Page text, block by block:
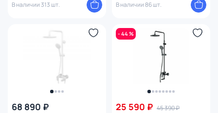
В наличии 313 шт.
В наличии 86 шт.
68 890 ₽
- 44 %
25 590 ₽ 45 390 ₽